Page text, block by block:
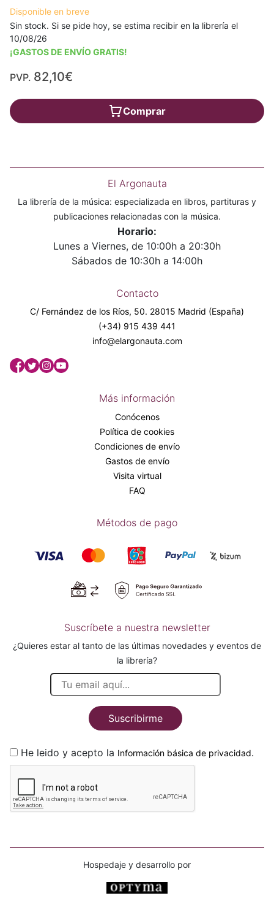
Disponible en breve
Sin stock. Si se pide hoy, se estima recibir en la librería el
10/08/26
¡GASTOS DE ENVÍO GRATIS!
PVP. 82,10€
Comprar
El Argonauta
La librería de la música: especializada en libros, partituras y
publicaciones relacionadas con la música.
Horario:
Lunes a Viernes, de 10:00h a 20:30h
Sábados de 10:30h a 14:00h
Contacto
C/ Fernández de los Ríos, 50. 28015 Madrid (España)
(+34) 915 439 441
info@elargonauta.com
Más información
Conócenos
Política de cookies
Condiciones de envío
Gastos de envío
Visita virtual
FAQ
Métodos de pago
Suscríbete a nuestra newsletter
¿Quieres estar al tanto de las últimas novedades y eventos de
la librería?
Suscribirme
He leido y acepto la Información básica de privacidad.
Hospedaje y desarrollo por